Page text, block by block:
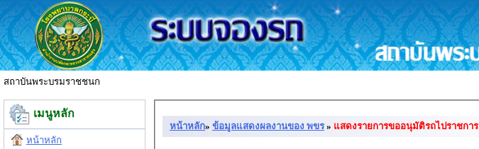
สถาบันพระบรมราชชนก
เมนูหลัก
หน้าหลัก
หน้าหลัก» ข้อมูลแสดงผลงานของ พขร» แสดงรายการขออนุมัติรถไปราชการ